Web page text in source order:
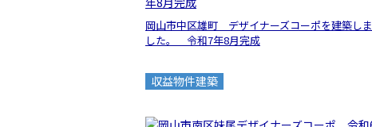
岡山市中区雄町 デザイナーズコーポを建築しま
した。 令和7年8月完成
収益物件建築